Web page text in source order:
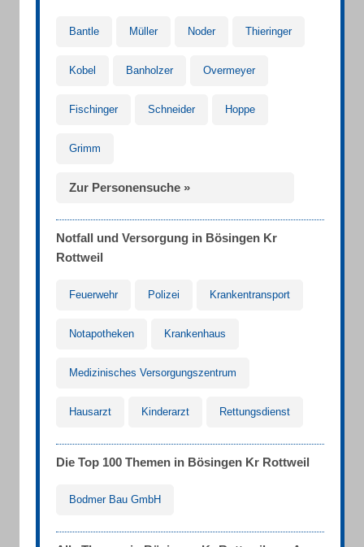
Bantle Müller Noder Thieringer
Kobel Banholzer Overmeyer
Fischinger Schneider Hoppe
Grimm
Zur Personensuche »
Notfall und Versorgung in Bösingen Kr
Rottweil
Feuerwehr Polizei Krankentransport
Notapotheken Krankenhaus
Medizinisches Versorgungszentrum
Hausarzt Kinderarzt Rettungsdienst
Die Top 100 Themen in Bösingen Kr Rottweil
Bodmer Bau GmbH